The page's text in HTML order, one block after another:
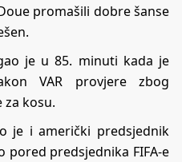
promašili dobre šanse
je u 85. minuti kada je
VAR provjere zbog
za kosu.
je i američki predsjednik
pored predsjednika FIFA-e